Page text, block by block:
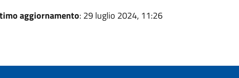
aggiornamento: 29 luglio 2024, 11:26